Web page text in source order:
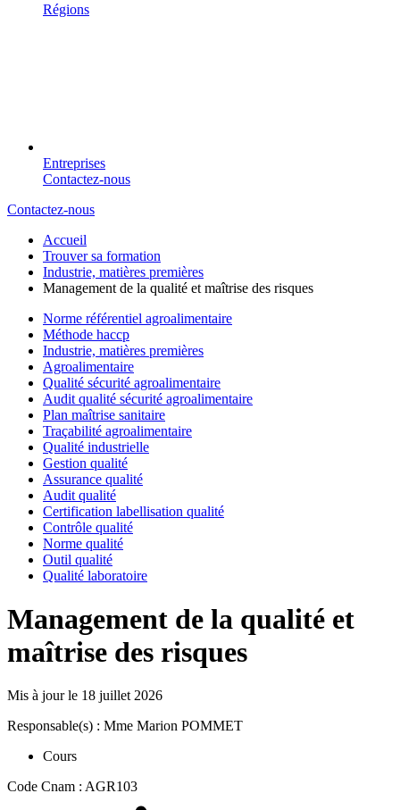
Régions
Entreprises
Contactez-nous
Contactez-nous
Accueil
Trouver sa formation
Industrie, matières premières
Management de la qualité et maîtrise des risques
Norme référentiel agroalimentaire
Méthode haccp
Industrie, matières premières
Agroalimentaire
Qualité sécurité agroalimentaire
Audit qualité sécurité agroalimentaire
Plan maîtrise sanitaire
Traçabilité agroalimentaire
Qualité industrielle
Gestion qualité
Assurance qualité
Audit qualité
Certification labellisation qualité
Contrôle qualité
Norme qualité
Outil qualité
Qualité laboratoire
Management de la qualité et
maîtrise des risques
Mis à jour le 18 juillet 2026
Responsable(s) : Mme Marion POMMET
Cours
Code Cnam : AGR103